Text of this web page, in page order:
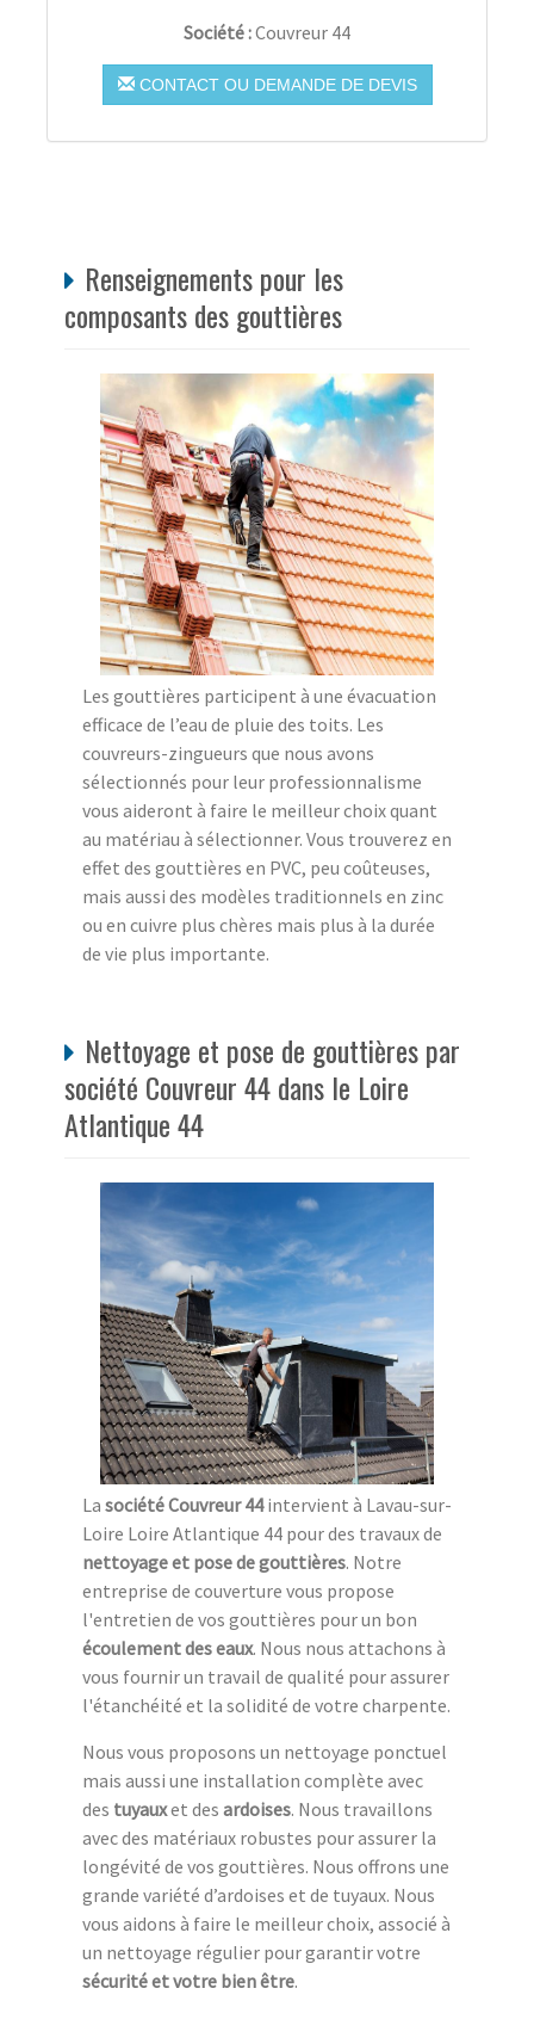
Société :Couvreur 44
CONTACT OU DEMANDE DE DEVIS
Renseignements pour les
composants des gouttières
Les gouttières participent à une évacuation
efficace de l’eau de pluie des toits. Les
couvreurs-zingueurs que nous avons
sélectionnés pour leur professionnalisme
vous aideront à faire le meilleur choix quant
au matériau à sélectionner. Vous trouverez en
effet des gouttières en PVC, peu coûteuses,
mais aussi des modèles traditionnels en zinc
ou en cuivre plus chères mais plus à la durée
de vie plus importante.
Nettoyage et pose de gouttières par
société Couvreur 44 dans le Loire
Atlantique 44
La société Couvreur 44intervient à Lavau-sur-
Loire Loire Atlantique 44 pour des travaux de
nettoyage et pose de gouttières. Notre
entreprise de couverture vous propose
l'entretien de vos gouttières pour un bon
écoulement des eaux. Nous nous attachons à
vous fournir un travail de qualité pour assurer
l'étanchéité et la solidité de votre charpente.
Nous vous proposons un nettoyage ponctuel
mais aussi une installation complète avec
des tuyauxet des ardoises. Nous travaillons
avec des matériaux robustes pour assurer la
longévité de vos gouttières. Nous offrons une
grande variété d’ardoises et de tuyaux. Nous
vous aidons à faire le meilleur choix, associé à
un nettoyage régulier pour garantir votre
sécurité et votre bien être.